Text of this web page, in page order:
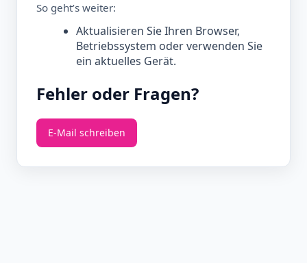
So geht’s weiter:
Aktualisieren Sie Ihren Browser,
Betriebssystem oder verwenden Sie
ein aktuelles Gerät.
Fehler oder Fragen?
E‑Mail schreiben